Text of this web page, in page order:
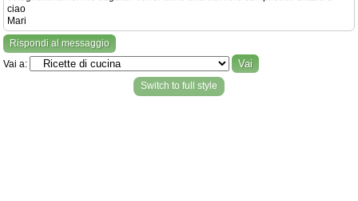
ciao
Mari
Rispondi al messaggio
Vai a:
Switch to full style